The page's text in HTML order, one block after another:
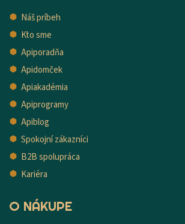
Náš príbeh
Kto sme
Apiporadňa
Apidomček
Apiakadémia
Apiprogramy
Apiblog
Spokojní zákazníci
B2B spolupráca
Kariéra
O NÁKUPE